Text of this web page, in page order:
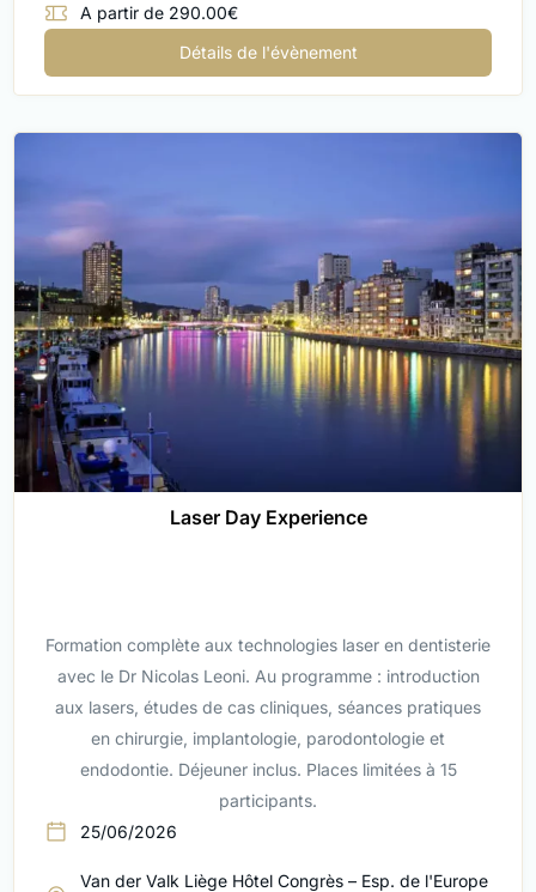
A partir de 290.00€
Détails de l'évènement
Laser Day Experience
Formation complète aux technologies laser en dentisterie
avec le Dr Nicolas Leoni. Au programme : introduction
aux lasers, études de cas cliniques, séances pratiques
en chirurgie, implantologie, parodontologie et
endodontie. Déjeuner inclus. Places limitées à 15
participants.
25/06/2026
Van der Valk Liège Hôtel Congrès – Esp. de l'Europe